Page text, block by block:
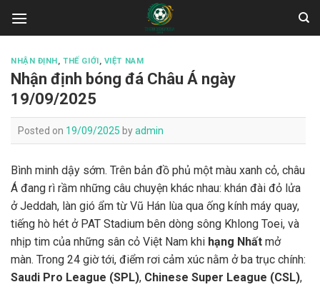
NHẬN ĐỊNH,THẾ GIỚI, VIỆT NAM
Nhận định bóng đá Châu Á ngày
19/09/2025
Posted on 19/09/2025 byadmin
Bình minh dậy sớm. Trên bản đồ phủ một màu xanh cỏ, châu
Á đang rì rầm những câu chuyện khác nhau: khán đài đỏ lửa
ở Jeddah, làn gió ẩm từ Vũ Hán lùa qua ống kính máy quay,
tiếng hò hét ở PAT Stadium bên dòng sông Khlong Toei, và
nhịp tim của những sân cỏ Việt Nam khi hạng Nhất mở
màn. Trong 24 giờ tới, điểm rơi cảm xúc nằm ở ba trục chính:
Saudi Pro League (SPL), Chinese Super League (CSL),